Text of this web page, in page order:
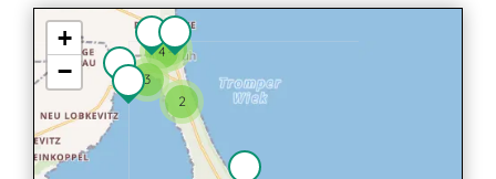
42
3
2
+
−